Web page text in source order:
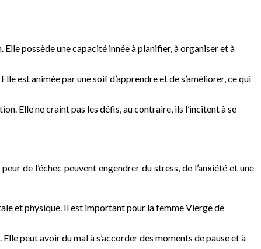
possède une capacité innée à planifier, à organiser et à
est animée par une soif d’apprendre et de s’améliorer, ce qui
Elle ne craint pas les défis, au contraire, ils l’incitent à se
de l’échec peuvent engendrer du stress, de l’anxiété et une
et physique. Il est important pour la femme Vierge de
peut avoir du mal à s’accorder des moments de pause et à